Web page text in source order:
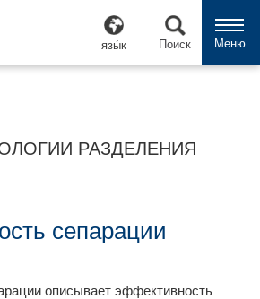
язы́к Поиск Меню
РАЗДЕЛЕНИЯ
сепарации
описывает эффективность